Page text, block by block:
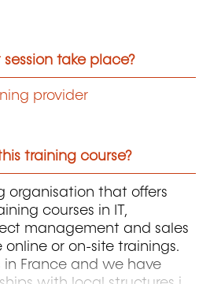
take place?
provider
training course?
organisation that offers
courses in IT,
management and sales
online or on-site trainings.
in France and we have